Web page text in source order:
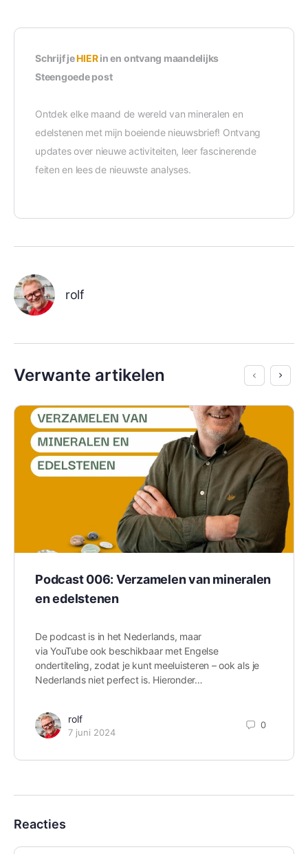
Schrijf jeHIERin en ontvang maandelijks
Steengoede post
Ontdek elke maand de wereld van mineralen en
edelstenen met mijn boeiende nieuwsbrief! Ontvang
updates over nieuwe activiteiten, leer fascinerende
feiten en lees de nieuwste analyses.
rolf
Verwante artikelen
Podcast 006: Verzamelen van mineralen
en edelstenen
De podcast is in het Nederlands, maar
via YouTube ook beschikbaar met Engelse
ondertiteling, zodat je kunt meeluisteren – ook als je
Nederlands niet perfect is. Hieronder…
rolf
7 juni 2024
0
Reacties